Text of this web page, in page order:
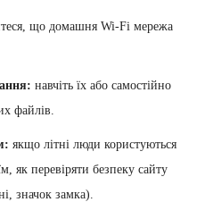
що домашня Wi-Fi мережа
навчіть їх або самостійно
файлів.
якщо літні люди користуються
як перевіряти безпеку сайту
значок замка).